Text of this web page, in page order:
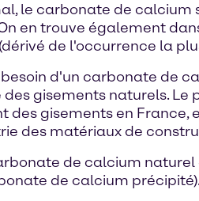
le carbonate de calcium
en trouve également
de l'occurrence la
d'un carbonate de
gisements naturels.
des gisements en France,
des matériaux de
de calcium
de calcium